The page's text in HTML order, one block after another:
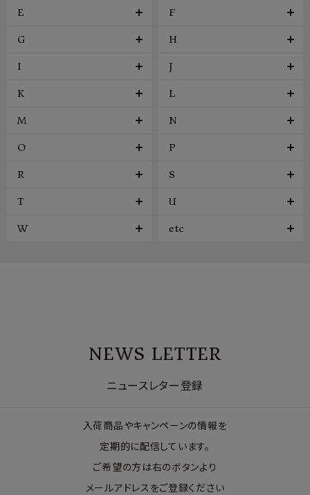
E F
G H
I J
K L
M N
O P
R S
T U
W etc
NEWS LETTER
ニュースレター登録
入荷商品やキャンペーンの情報を
定期的に配信しています。
ご希望の方は右のボタンより
メールアドレスをご登録ください